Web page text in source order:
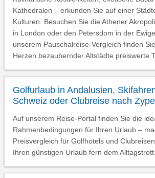
Kathedralen – erkunden Sie auf einer
Kulturen. Besuchen Sie die Athener
in London oder den Petersdom in der
unserem Pauschalreise-Vergleich finden
Herzen bezaubernder Altstädte preiswerte
Golfurlaub in Andalusien,
Schweiz oder Clubreise nach
Auf unserem Reise-Portal finden Sie die
Rahmenbedingungen für Ihren Urlaub –
Preisvergleich für Golfhotels und
Ihren günstigen Urlaub fern dem Alltagstrott.